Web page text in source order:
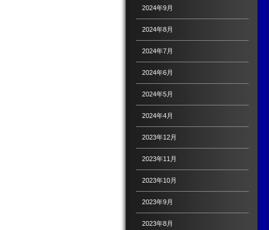
2024年9月
2024年8月
2024年7月
2024年6月
2024年5月
2024年4月
2023年12月
2023年11月
2023年10月
2023年9月
2023年8月